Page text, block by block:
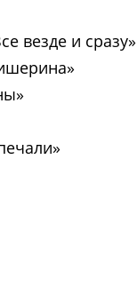
везде и сразу»